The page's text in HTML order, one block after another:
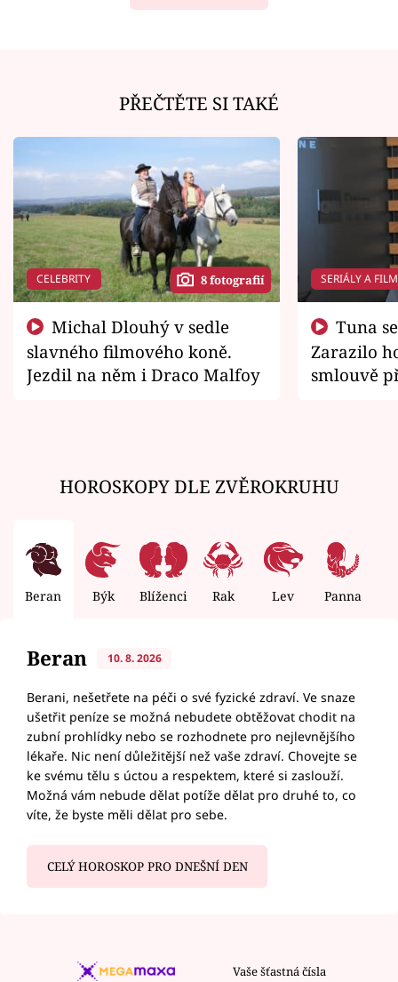
PŘEČTĚTE SI TAKÉ
CELEBRITY 8 fotografií
slavného filmového koně.
Jezdil na něm i Draco Malfoy
SERIÁLY A
Zarazilo
smlouvě
HOROSKOPY DLE ZVĚROKRUHU
Beran Býk Blíženci Rak Lev Panna
Beran 10. 8. 2026
Berani, nešetřete na péči o své fyzické zdraví. Ve snaze
ušetřit peníze se možná nebudete obtěžovat chodit na
zubní prohlídky nebo se rozhodnete pro nejlevnějšího
lékaře. Nic není důležitější než vaše zdraví. Chovejte se
ke svému tělu s úctou a respektem, které si zaslouží.
Možná vám nebude dělat potíže dělat pro druhé to, co
víte, že byste měli dělat pro sebe.
CELÝ HOROSKOP PRO DNEŠNÍ DEN
Vaše šťastná čísla